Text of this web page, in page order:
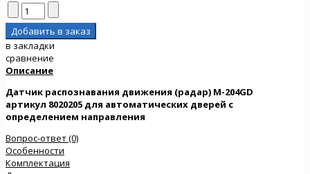
в закладки
сравнение
Описание
Датчик распознавания движения (радар) M-204GD
артикул 8020205 для автоматических дверей с
определением направления
Вопрос-ответ (0)
Особенности
Комплектация